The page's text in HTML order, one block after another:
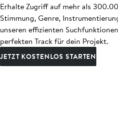
Erhalte Zugriff auf mehr als
Stimmung, Genre,
unseren effizienten
perfekten Track für dein Projekt.
JETZT KOSTENLOS STARTEN